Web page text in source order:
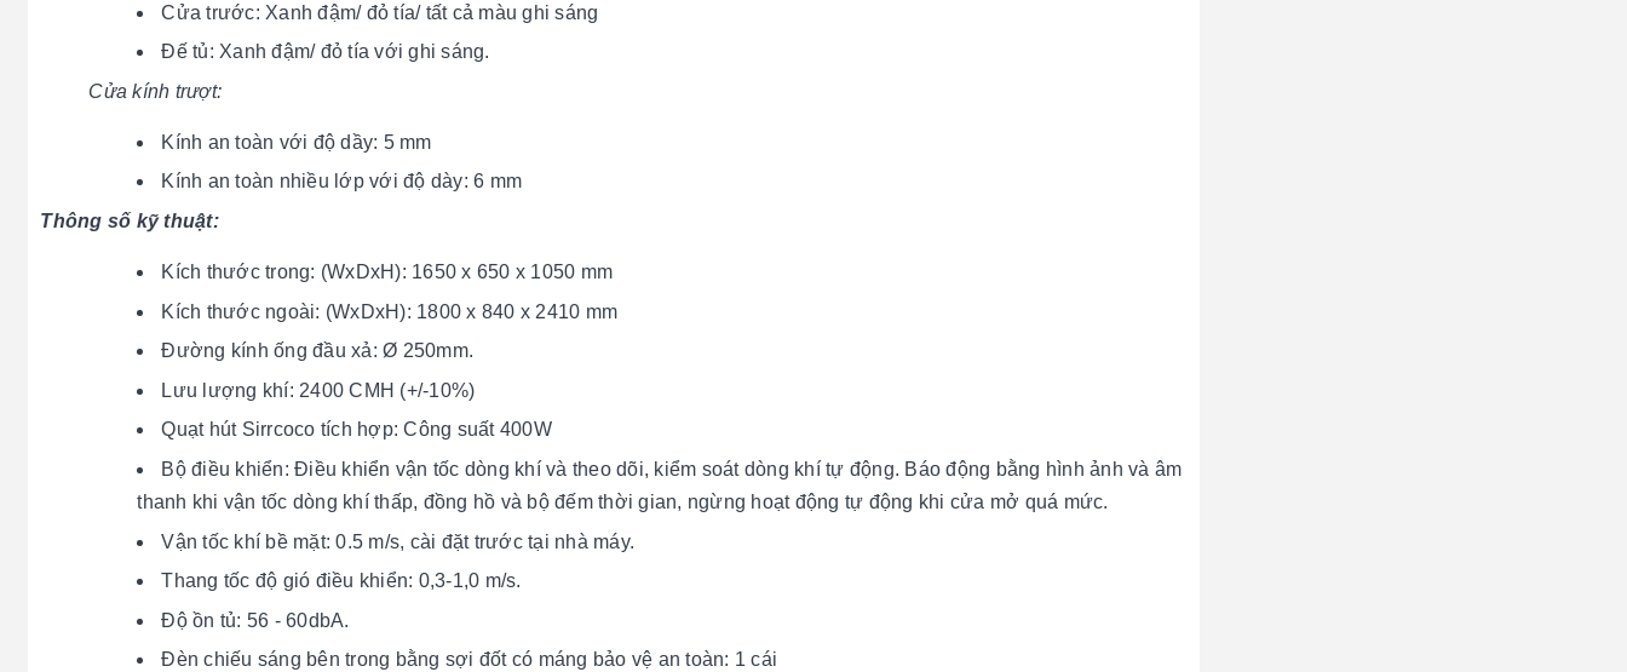
Cửa trước: Xanh đậm/ đỏ tía/ tất cả màu ghi sáng
Đế tủ: Xanh đậm/ đỏ tía với ghi sáng.
Cửa kính trượt:
Kính an toàn với độ dầy: 5 mm
Kính an toàn nhiều lớp với độ dày: 6 mm
Thông số kỹ thuật:
Kích thước trong: (WxDxH): 1650 x 650 x 1050 mm
Kích thước ngoài: (WxDxH): 1800 x 840 x 2410 mm
Đường kính ống đầu xả: Ø 250mm.
Lưu lượng khí: 2400 CMH (+/-10%)
Quạt hút Sirrcoco tích hợp: Công suất 400W
Bộ điều khiển: Điều khiển vận tốc dòng khí và theo dõi, kiểm soát dòng khí tự động. Báo động bằng hình ảnh và âm
thanh khi vận tốc dòng khí thấp, đồng hồ và bộ đếm thời gian, ngừng hoạt động tự động khi cửa mở quá mức.
Vận tốc khí bề mặt: 0.5 m/s, cài đặt trước tại nhà máy.
Thang tốc độ gió điều khiển: 0,3-1,0 m/s.
Độ ồn tủ: 56 - 60dbA.
Đèn chiếu sáng bên trong bằng sợi đốt có máng bảo vệ an toàn: 1 cái